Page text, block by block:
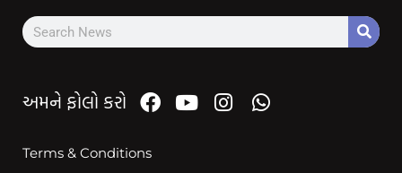
અમને ફોલો કરો
Terms & Conditions